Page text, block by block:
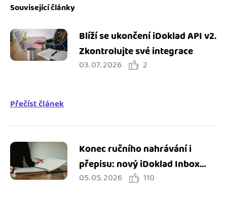
Související články
Blíží se ukončení iDoklad API v2.
Zkontrolujte své integrace
03. 07. 2026 2
Přečíst článek
Konec ručního nahrávání i
přepisu: nový iDoklad Inbox
zjednodušuje práci s doklady
05. 05. 2026 110